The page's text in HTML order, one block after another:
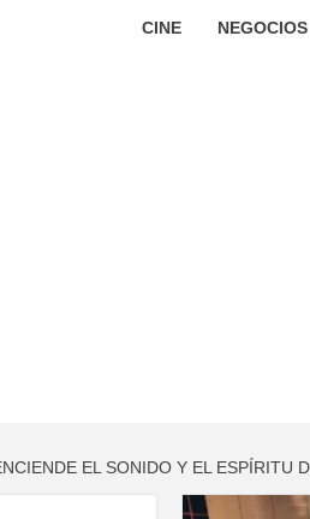
CINE NEGOCIOS
EL SONIDO Y EL ESPÍRITU